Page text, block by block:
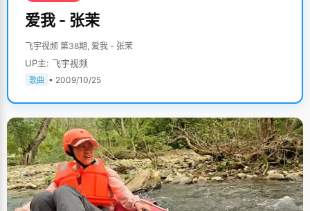
爱我 - 张茉
飞宇视频 第38期, 爱我 - 张茉
UP主: 飞宇视频
歌曲 • 2009/10/25